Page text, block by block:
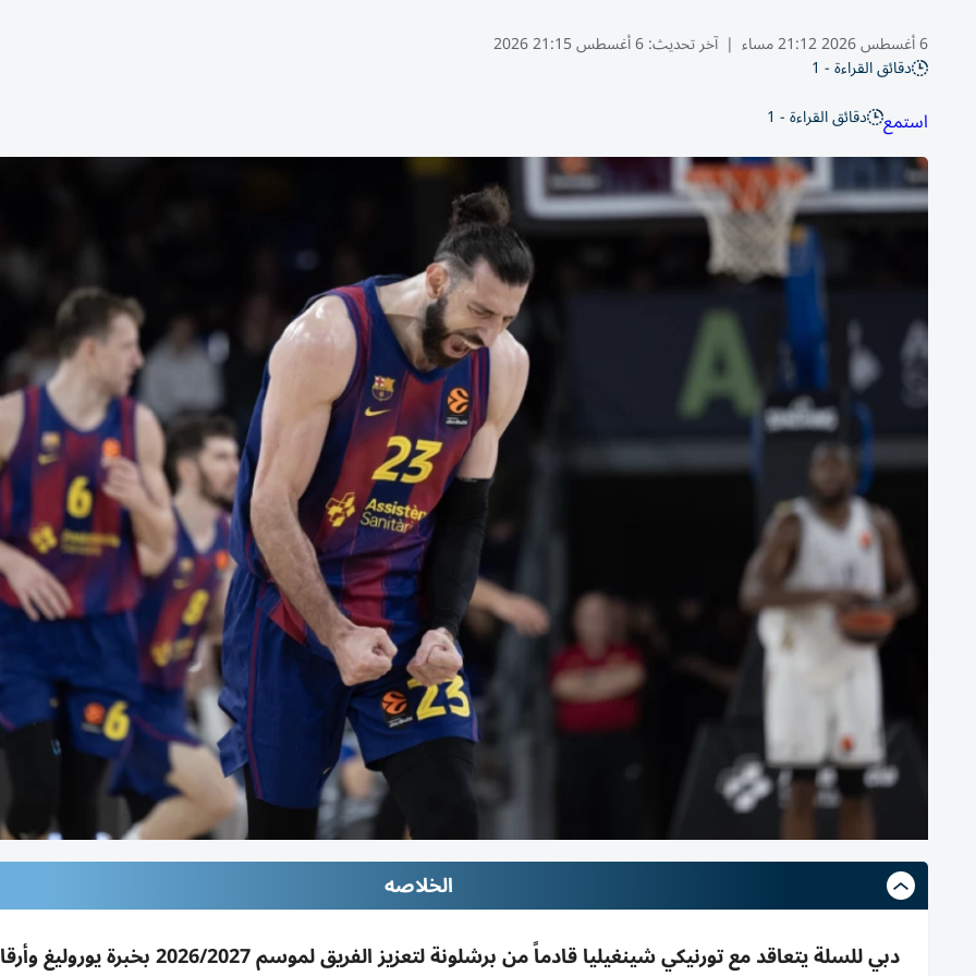
6 أغسطس 2026 21:12 مساء | آخر تحديث:6 أغسطس 21:15 2026
دقائق القراءة - 1
استمع دقائق القراءة - 1
الخلاصه
دبي للسلة يتعاقد مع تورنيكي شينغيليا قادماً من برشلونة لتعزيز الفريق